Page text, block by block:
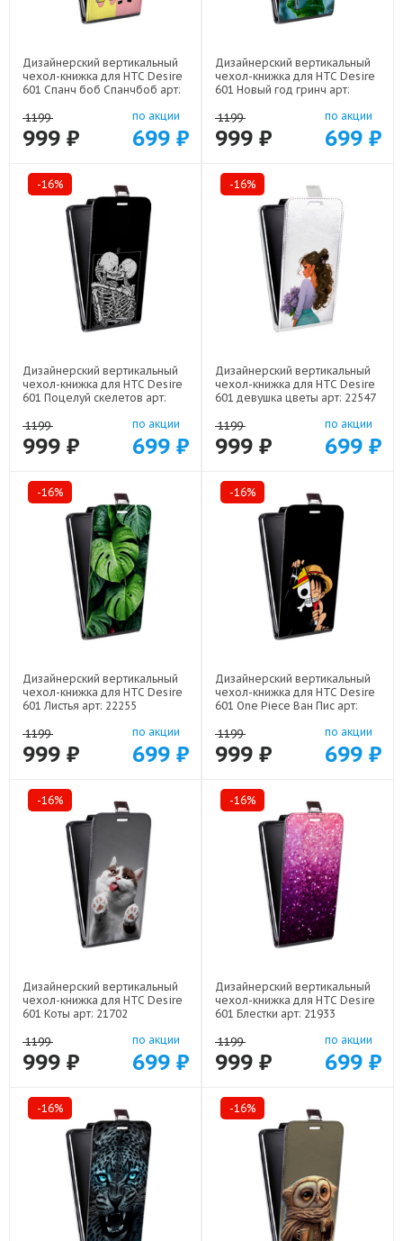
Дизайнерский вертикальный
чехол-книжка для HTC Desire
601 Спанч боб Спанчбоб арт:
1199
999 ₽
по акции
699 ₽
Дизайнерский вертикальный
чехол-книжка для HTC Desire
601 Новый год гринч арт:
1199
999 ₽
по акции
699 ₽
-16%
Дизайнерский вертикальный
чехол-книжка для HTC Desire
601 Поцелуй скелетов арт:
1199
999 ₽
по акции
699 ₽
-16%
Дизайнерский вертикальный
чехол-книжка для HTC Desire
601 девушка цветы арт: 22547
1199
999 ₽
по акции
699 ₽
-16%
Дизайнерский вертикальный
чехол-книжка для HTC Desire
601 Листья арт: 22255
1199
999 ₽
по акции
699 ₽
-16%
Дизайнерский вертикальный
чехол-книжка для HTC Desire
601 One Piece Ван Пис арт:
1199
999 ₽
по акции
699 ₽
-16%
Дизайнерский вертикальный
чехол-книжка для HTC Desire
601 Коты арт: 21702
1199
999 ₽
по акции
699 ₽
-16%
Дизайнерский вертикальный
чехол-книжка для HTC Desire
601 Блестки арт: 21933
1199
999 ₽
по акции
699 ₽
-16% -16%